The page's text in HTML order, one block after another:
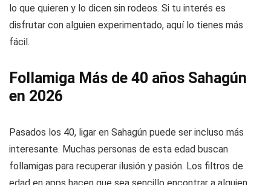
lo que quieren y lo dicen sin rodeos. Si tu interés es
disfrutar con alguien experimentado, aquí lo tienes más
fácil.
Follamiga Más de 40 años Sahagún
en 2026
Pasados los 40, ligar en Sahagún puede ser incluso más
interesante. Muchas personas de esta edad buscan
follamigas para recuperar ilusión y pasión. Los filtros de